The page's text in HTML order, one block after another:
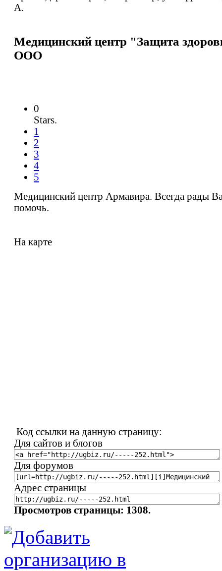
Медицинский центр "Защита
ООО
0
Stars.
1
2
3
4
5
Медицинский центр Армавира. Всегда рады
помочь.
На карте
Код ссылки на данную страницу:
Для сайтов и блогов
Для форумов
Адрес страницы
Просмотров страницы: 1308.